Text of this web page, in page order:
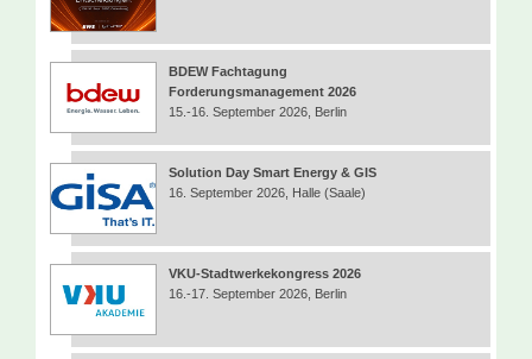
BDEW Fachtagung
Forderungsmanagement 2026
15.-16. September 2026, Berlin
Solution Day Smart Energy & GIS
16. September 2026, Halle (Saale)
VKU-Stadtwerkekongress 2026
16.-17. September 2026, Berlin